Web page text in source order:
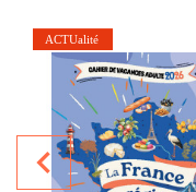
navigate_before